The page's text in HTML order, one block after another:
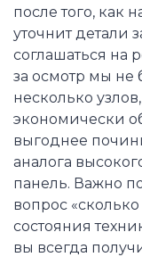
после того, как
уточнит детали
соглашаться на
за осмотр мы не
несколько
экономически
выгоднее
аналога
панель. Важно
вопрос «сколько
состояния
вы всегда